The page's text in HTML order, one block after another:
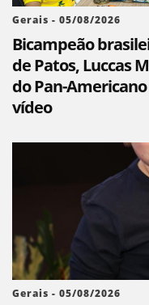
Gerais - 05/08/2026
Bicampeão
de Patos, Luccas
do Pan-
vídeo
Gerais - 05/08/2026